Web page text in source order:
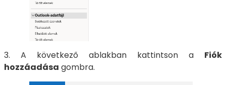
3. A következő ablakban kattintson a Fiók
hozzáadása gombra.